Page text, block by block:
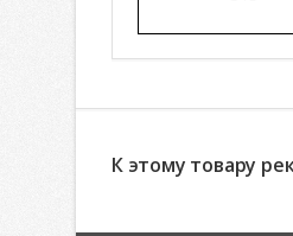
К этому товару